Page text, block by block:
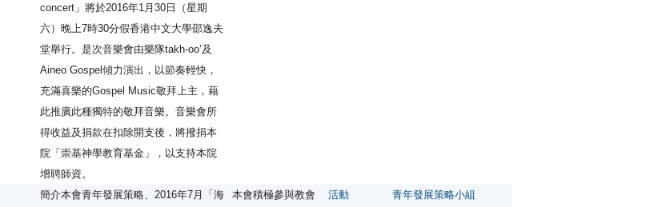
concert」將於2016年1月30日（星期
六）晚上7時30分假香港中文大學邵逸夫
堂舉行。是次音樂會由樂隊takh-oo’及
Aineo Gospel傾力演出，以節奏輕快，
充滿喜樂的Gospel Music敬拜上主，藉
此推廣此種獨特的敬拜音樂。音樂會所
得收益及捐款在扣除開支後，將撥捐本
院「崇基神學教育基金」，以支持本院
增聘師資。
簡介本會青年發展策略、2016年7月「海
本會積極參與教會
活動 青年發展策略小組